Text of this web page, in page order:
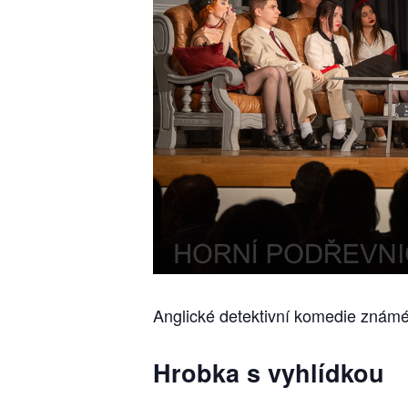
Anglické detektivní komedie
Hrobka s vyhlídkou